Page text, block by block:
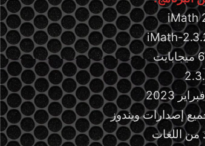
إصدارات ويندوز
من اللغات